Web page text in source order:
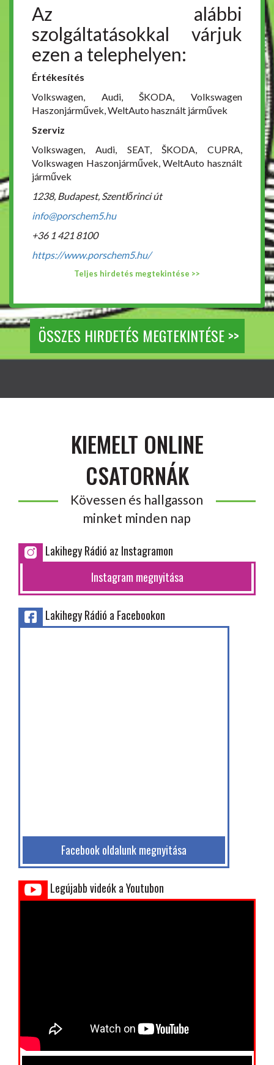
Az alábbi
szolgáltatásokkal várjuk
ezen a telephelyen:
Értékesítés
Volkswagen, Audi, ŠKODA, Volkswagen
Haszonjárművek, WeltAuto használt járművek
Szerviz
Volkswagen, Audi, SEAT, ŠKODA, CUPRA,
Volkswagen Haszonjárművek, WeltAuto használt
járművek
1238, Budapest, Szentlőrinci út
info@porschem5.hu
+36 1 421 8100
https://www.porschem5.hu/
Teljes hirdetés megtekintése >>
ÖSSZES HIRDETÉS MEGTEKINTÉSE >>
KIEMELT ONLINE
CSATORNÁK
Kövessen és hallgasson
minket minden nap
Lakihegy Rádió az Instagramon
Instagram megnyitása
Lakihegy Rádió a Facebookon
Facebook oldalunk megnyitása
Legújabb videók a Youtubon